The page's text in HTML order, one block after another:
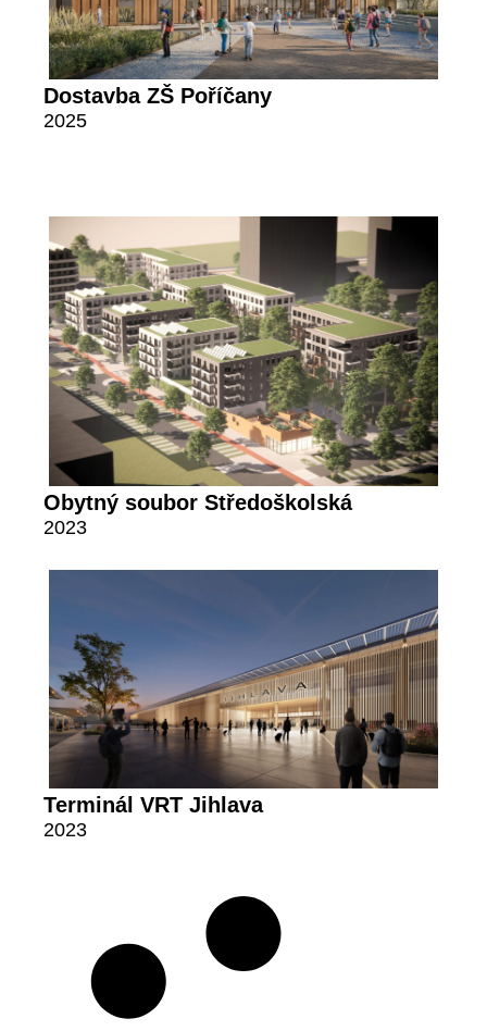
Dostavba ZŠ Poříčany
2025
Obytný soubor Středoškolská
2023
Terminál VRT Jihlava
2023